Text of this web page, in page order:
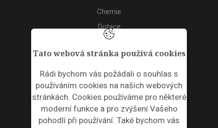
Tato webová stránka používá cookies
Rádi bychom vás požádali o souhlas s
používáním cookies na našich webových
stránkách. Cookies používáme pro některé
moderní funkce a pro zvýšení Vašeho
pohodlí při používání. Také bychom vás
Chemie
Dotace
Akce
ODPADNÍ PLASTY
NEWSLETTER